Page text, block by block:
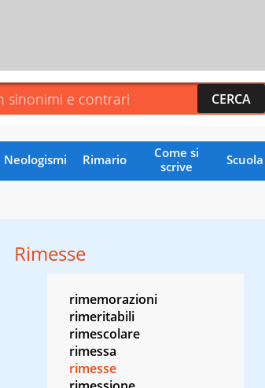
Neologismi Rimario
Come si
scrive
Scuola
Rimesse
rimemorazioni
rimeritabili
rimescolare
rimessa
rimesse